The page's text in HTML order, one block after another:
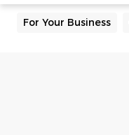
For Your Business